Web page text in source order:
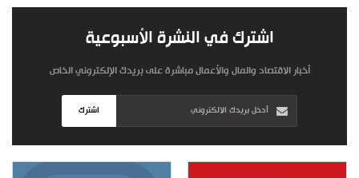
اشترك في النشرة الأسبوعية
أخبار الاقتصاد والمال والأعمال مباشرة على بريدك الإلكتروني الخاص
اشترك